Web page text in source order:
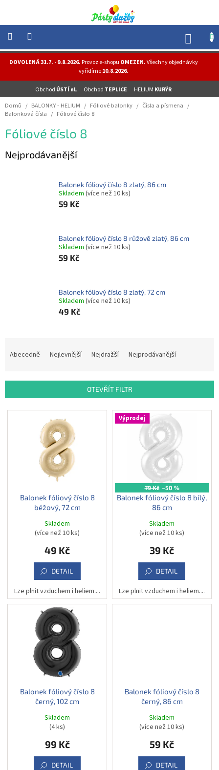
obsah
DOVOLENÁ 31.7. - 9.8.2026.Provoz e-shopu OMEZEN.Všechny objednávky
vyřídíme10.8.2026.
Obchod ÚSTÍ nL Obchod TEPLICE HELIUM KURÝR
NOVINKY
HELIUM
-
OSLAVY
MASKY
Domů / BALONKY - HELIUM / Fóliové balonky / Čísla a písmena /
Balonková čísla / Fóliové číslo 8
Fóliové číslo 8
Nejprodávanější
Balonek fóliový číslo 8 zlatý, 86 cm
Skladem (více než 10 ks)
59 Kč
Balonek fóliový číslo 8 růžově zlatý, 86 cm
Skladem (více než 10 ks)
59 Kč
Balonek fóliový číslo 8 zlatý, 72 cm
Skladem (více než 10 ks)
49 Kč
í
p
Abecedně Nejlevnější Nejdražší Nejprodávanější
OTEVŘÍT FILTR
V
Balonek fóliový číslo 8
béžový, 72 cm
Skladem
(více než 10 ks)
49 Kč
DETAIL
Lze plnit vzduchem i heliem....
Výprodej
79 Kč –50 %
Balonek fóliový číslo 8 bílý,
86 cm
Skladem
(více než 10 ks)
39 Kč
DETAIL
Lze plnit vzduchem i heliem....
Balonek fóliový číslo 8
černý, 102 cm
Skladem
(4 ks)
99 Kč
DETAIL
Balonek fóliový číslo 8
černý, 86 cm
Skladem
(více než 10 ks)
59 Kč
DETAIL